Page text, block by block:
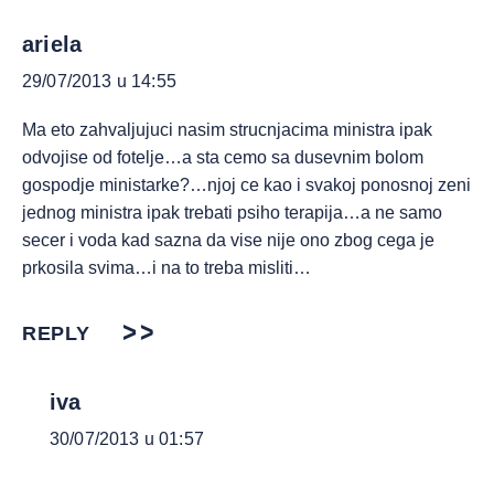
ariela
29/07/2013 u 14:55
Ma eto zahvaljujuci nasim strucnjacima ministra ipak
odvojise od fotelje…a sta cemo sa dusevnim bolom
gospodje ministarke?…njoj ce kao i svakoj ponosnoj zeni
jednog ministra ipak trebati psiho terapija…a ne samo
secer i voda kad sazna da vise nije ono zbog cega je
prkosila svima…i na to treba misliti…
REPLY
iva
30/07/2013 u 01:57